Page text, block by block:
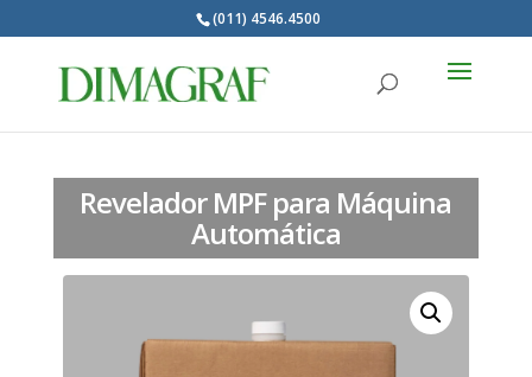
(011) 4546.4500
Products
Revelador MPF para Máquina
Automática